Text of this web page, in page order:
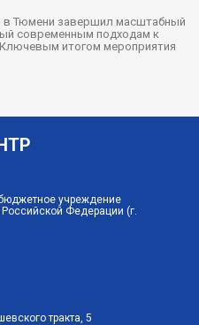
в Тюмени завершил масштабный
современным подходам к
Ключевым итогом мероприятия
учреждение
Федерации (г.
тракта, 5